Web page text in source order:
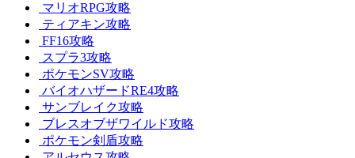
マリオRPG攻略
ティアキン攻略
FF16攻略
スプラ3攻略
ポケモンSV攻略
バイオハザードRE4攻略
サンブレイク攻略
ブレスオブザワイルド攻略
ポケモン剣盾攻略